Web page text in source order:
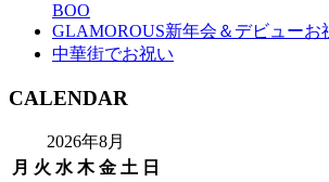
BOO
GLAMOROUS新年会＆デビューお
中華街でお祝い
CALENDAR
2026年8月
月 火 水 木 金 土 日